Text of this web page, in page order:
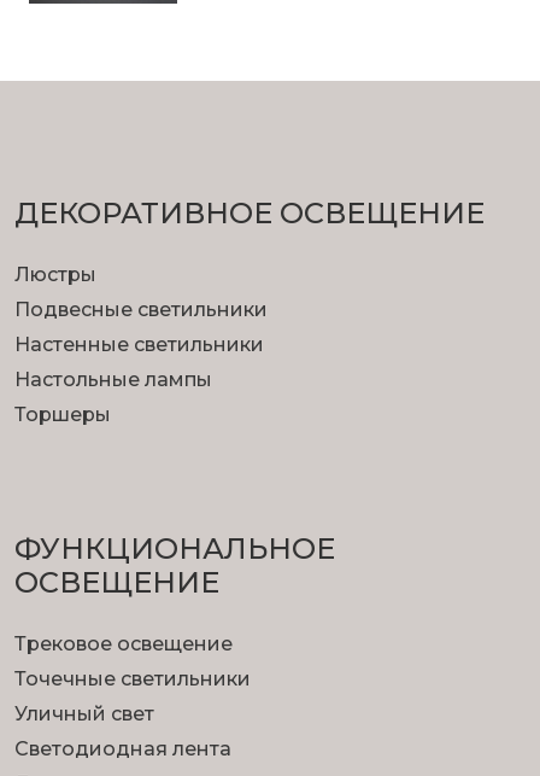
ДЕКОРАТИВНОЕ ОСВЕЩЕНИЕ
Люстры
Подвесные светильники
Настенные светильники
Настольные лампы
Торшеры
ФУНКЦИОНА­ЛЬНОЕ
ОСВЕЩЕНИЕ
Трековое освещение
Точечные светильники
Уличный свет
Светодиодная лента